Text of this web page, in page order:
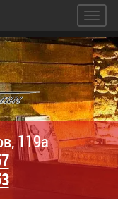
119а